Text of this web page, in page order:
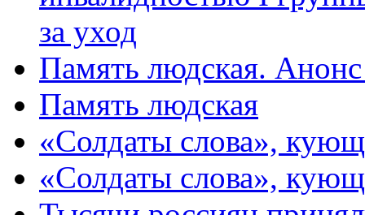
за уход
Память людская.
Память людская
«Солдаты слова»,
«Солдаты слова»,